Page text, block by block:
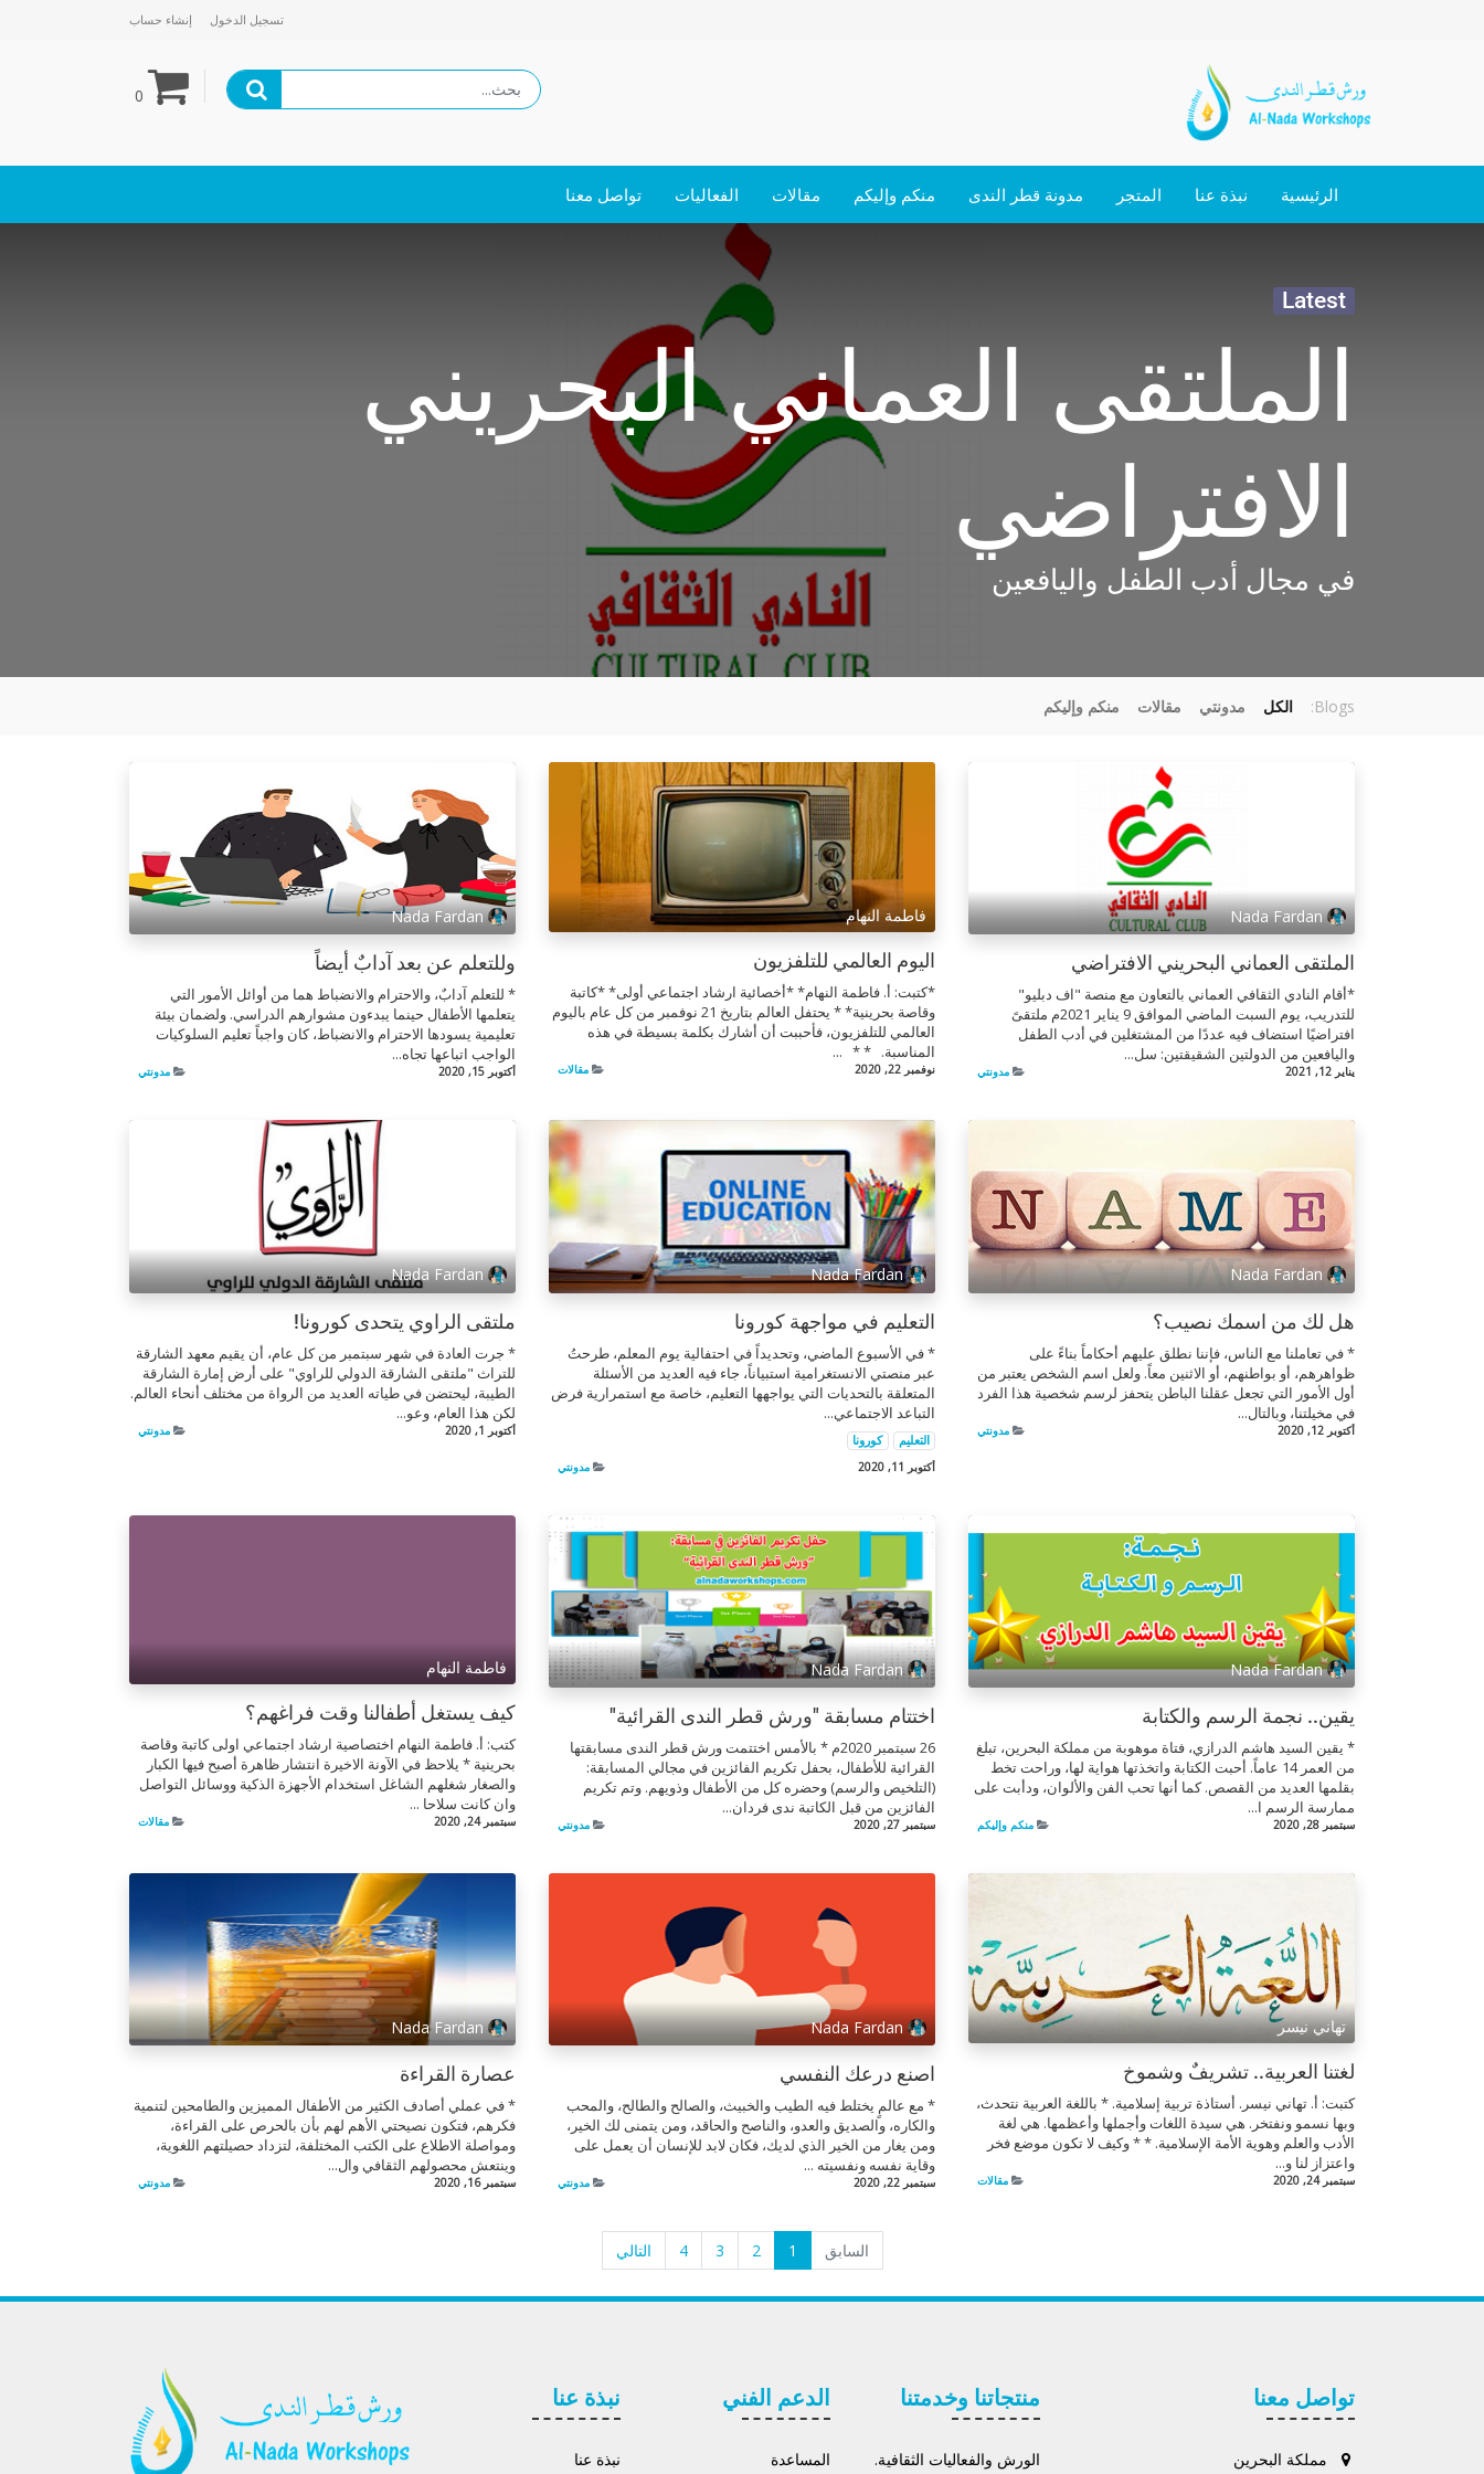
تسجيل الدخول إنشاء حساب
0
الرئيسية نبذة عنا المتجر مدونة قطر الندى منكم وإليكم مقالات الفعاليات تواصل معنا
Latest
الملتقى العماني البحريني
الافتراضي
في مجال أدب الطفل واليافعين
Blogs: الكل مدونتي مقالات منكم وإليكم
Nada Fardan
الملتقى العماني البحريني الافتراضي
*أقام النادي الثقافي العماني بالتعاون مع منصة "اف دبليو"
للتدريب، يوم السبت الماضي الموافق 9 يناير 2021م ملتقىً
افتراضيًا استضاف فيه عددًا من المشتغلين في أدب الطفل
واليافعين من الدولتين الشقيقتين: سل...
يناير 12, 2021 مدونتي
فاطمة النهام
اليوم العالمي للتلفزيون
*كتبت: أ. فاطمة النهام* *أخصائية ارشاد اجتماعي أولى* *كاتبة
وقاصة بحرينية* * يحتفل العالم بتاريخ 21 نوفمبر من كل عام باليوم
العالمي للتلفزيون، فأحببت أن أشارك بكلمة بسيطة في هذه
المناسبة. * * ...
نوفمبر 22, 2020 مقالات
Nada Fardan
وللتعلم عن بعد آدابٌ أيضاً
* للتعلم آدابٌ، والاحترام والانضباط هما من أوائل الأمور التي
يتعلمها الأطفال حينما يبدءون مشوارهم الدراسي. ولضمان بيئة
تعليمية يسودها الاحترام والانضباط، كان واجباً تعليم السلوكيات
الواجب اتباعها تجاه...
أكتوبر 15, 2020 مدونتي
Nada Fardan
هل لك من اسمك نصيب؟
* في تعاملنا مع الناس، فإننا نطلق عليهم أحكاماً بناءً على
ظواهرهم، أو بواطنهم، أو الاثنين معاً. ولعل اسم الشخص يعتبر من
أول الأمور التي تجعل عقلنا الباطن يتحفز لرسم شخصية هذا الفرد
في مخيلتنا، وبالتال...
أكتوبر 12, 2020 مدونتي
Nada Fardan
التعليم في مواجهة كورونا
* في الأسبوع الماضي، وتحديداً في احتفالية يوم المعلم، طرحتُ
عبر منصتي الانستغرامية استبياناً، جاء فيه العديد من الأسئلة
المتعلقة بالتحديات التي يواجهها التعليم، خاصة مع استمرارية فرض
التباعد الاجتماعي...
التعليم
كورونا
أكتوبر 11, 2020
مدونتي
Nada Fardan
ملتقى الراوي يتحدى كورونا!
* جرت العادة في شهر سبتمبر من كل عام، أن يقيم معهد الشارقة
للتراث "ملتقى الشارقة الدولي للراوي" على أرض إمارة الشارقة
الطيبة، ليحتضن في طياته العديد من الرواة من مختلف أنحاء العالم.
لكن هذا العام، وعو...
أكتوبر 1, 2020 مدونتي
Nada Fardan
يقين.. نجمة الرسم والكتابة
* يقين السيد هاشم الدرازي، فتاة موهوبة من مملكة البحرين، تبلغ
من العمر 14 عاماً. أحبت الكتابة واتخذتها هواية لها، وراحت تخط
بقلمها العديد من القصص. كما أنها تحب الفن والألوان، ودأبت على
ممارسة الرسم ا...
سبتمبر 28, 2020 منكم وإليكم
Nada Fardan
اختتام مسابقة "ورش قطر الندى القرائية"
26 سبتمبر 2020م * بالأمس اختتمت ورش قطر الندى مسابقتها
القرائية للأطفال، بحفل تكريم الفائزين في مجالي المسابقة:
(التلخيص والرسم) وحضره كل من الأطفال وذويهم. وتم تكريم
الفائزين من قبل الكاتبة ندى فردان...
سبتمبر 27, 2020 مدونتي
فاطمة النهام
كيف يستغل أطفالنا وقت فراغهم؟
كتب: أ. فاطمة النهام اختصاصية ارشاد اجتماعي اولى كاتبة وقاصة
بحرينية * يلاحظ في الآونة الاخيرة انتشار ظاهرة أصبح فيها الكبار
والصغار شغلهم الشاغل استخدام الأجهزة الذكية ووسائل التواصل
وان كانت سلاحا ...
سبتمبر 24, 2020 مقالات
تهاني نيسر
لغتنا العربية.. تشريفٌ وشموخ
كتبت: أ. تهاني نيسر. أستاذة تربية إسلامية. * باللغة العربية نتحدث،
وبها نسمو ونفتخر. هي سيدة اللغات وأجملها وأعظمها. هي لغة
الأدب والعلم وهوية الأمة الإسلامية. * * وكيف لا تكون موضع فخر
واعتزاز لنا و...
سبتمبر 24, 2020 مقالات
Nada Fardan
اصنع درعك النفسي
* مع عالمٍ يختلط فيه الطيب والخبيث، والصالح والطالح، والمحب
والكاره، والصديق والعدو، والناصح والحاقد، ومن يتمنى لك الخير،
ومن يغار من الخير الذي لديك، فكان لابد للإنسان أن يعمل على
وقاية نفسه ونفسيته ...
سبتمبر 22, 2020 مدونتي
Nada Fardan
عصارة القراءة
* في عملي أصادف الكثير من الأطفال المميزين والطامحين لتنمية
فكرهم، فتكون نصيحتي الأهم لهم بأن بالحرص على القراءة،
ومواصلة الاطلاع على الكتب المختلفة، لتزداد حصيلتهم اللغوية،
وينتعش محصولهم الثقافي وال...
سبتمبر 16, 2020 مدونتي
السابق 1
2
3
4 التالي
تواصل معنا
مملكة البحرين
منتجاتنا وخدمتنا
الورش والفعاليات الثقافية.
الدعم الفني
المساعدة
نبذة عنا
نبذة عنا